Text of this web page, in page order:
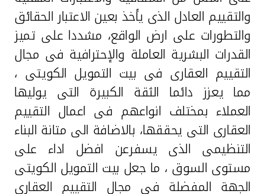
والتقييم العادل الذى يأخذ بعين الاعتبار الحقائق
والتطورات على ارض الواقع، مشددا على تميز
القدرات البشرية العاملة والإحترافية فى مجال
التقييم العقارى فى بيت التمويل الكويتى ،
مما يعزز دائما الثقة الكبيرة التى يوليها
العملاء بمختلف انواعهم فى اعمال التقييم
العقارى التى يحققها، بالاضافة الى متانة البناء
التنظيمى الذى يسفرعن افضل اداء على
مستوى السوق ، ما جعل بيت التمويل الكويتى
الجهة المفضلة فى مجال التقييم العقارى